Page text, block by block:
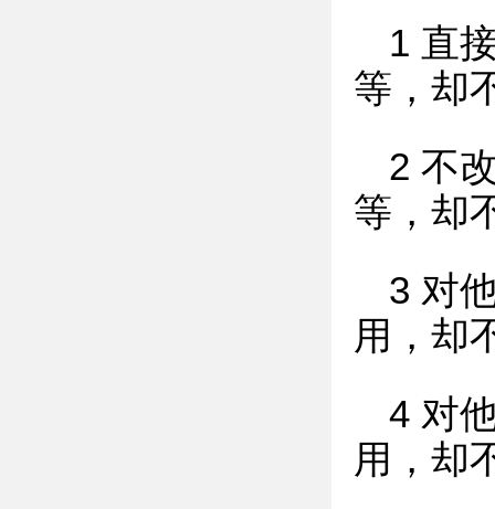
1 直
等，却
2 不
等，却
3 对
用，却
4 对
用，却